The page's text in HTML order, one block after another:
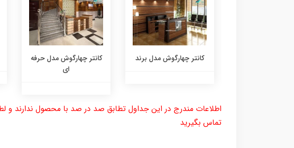
کانتر چهارگوش مدل برند
کانتر چهارگوش مدل حرفه
ای
اطلاعات مندرج در این جداول تطابق صد در صد با محصول ندارند و
تماس بگیرید